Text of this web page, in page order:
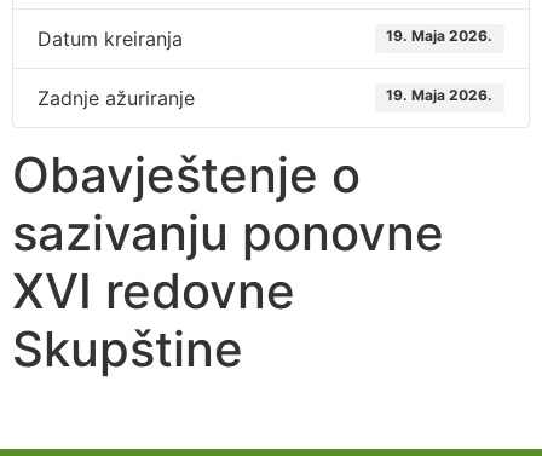
Datum kreiranja 19. Maja 2026.
Zadnje ažuriranje 19. Maja 2026.
Obavještenje o
sazivanju ponovne
XVI redovne
Skupštine